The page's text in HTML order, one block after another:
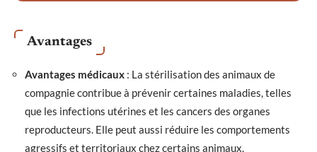
Avantages
Avantages médicaux : La stérilisation des animaux de
compagnie contribue à prévenir certaines maladies, telles
que les infections utérines et les cancers des organes
reproducteurs. Elle peut aussi réduire les comportements
agressifs et territoriaux chez certains animaux.